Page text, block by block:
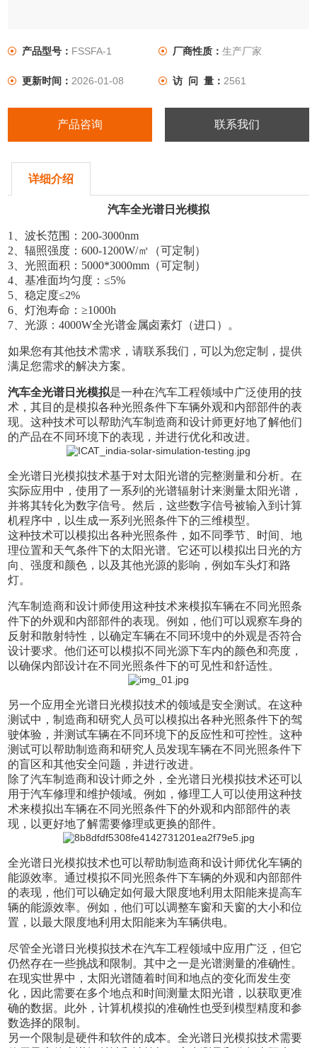
产品型号： FSSFA-1 厂商性质： 生产厂家
更新时间： 2026-01-08 访 问 量： 2561
产品咨询 联系我们
详细介绍
汽车全光谱日光模拟
1 、波长范围： 200-3000nm
2 、辐照强度：600-1200W/㎡（可定制）
3 、光照面积： 5000*3000mm （可定制）
4 、基准面均匀度：≤5%
5 、稳定度≤2%
6 、灯泡寿命：≥1000h
7 、光源：4000W全光谱金属卤素灯（进口）。
如果您有其他技术需求，请联系我们，可以为您定制，提供
满足您需求的解决方案。
汽车全光谱日光模拟是一种在汽车工程领域中广泛使用的技
术，其目的是模拟各种光照条件下车辆外观和内部部件的表
现。这种技术可以帮助汽车制造商和设计师更好地了解他们
的产品在不同环境下的表现，并进行优化和改进。
全光谱日光模拟技术基于对太阳光谱的完整测量和分析。在
实际应用中，使用了一系列的光谱辐射计来测量太阳光谱，
并将其转化为数字信号。然后，这些数字信号被输入到计算
机程序中，以生成一系列光照条件下的三维模型。
这种技术可以模拟出各种光照条件，如不同季节、时间、地
理位置和天气条件下的太阳光谱。它还可以模拟出日光的方
向、强度和颜色，以及其他光源的影响，例如车头灯和路
灯。
汽车制造商和设计师使用这种技术来模拟车辆在不同光照条
件下的外观和内部部件的表现。例如，他们可以观察车身的
反射和散射特性，以确定车辆在不同环境中的外观是否符合
设计要求。他们还可以模拟不同光源下车内的颜色和亮度，
以确保内部设计在不同光照条件下的可见性和舒适性。
另一个应用全光谱日光模拟技术的领域是安全测试。在这种
测试中，制造商和研究人员可以模拟出各种光照条件下的驾
驶体验，并测试车辆在不同环境下的反应性和可控性。这种
测试可以帮助制造商和研究人员发现车辆在不同光照条件下
的盲区和其他安全问题，并进行改进。
除了汽车制造商和设计师之外，全光谱日光模拟技术还可以
用于汽车修理和维护领域。例如，修理工人可以使用这种技
术来模拟出车辆在不同光照条件下的外观和内部部件的表
现，以更好地了解需要修理或更换的部件。
全光谱日光模拟技术也可以帮助制造商和设计师优化车辆的
能源效率。通过模拟不同光照条件下车辆的外观和内部部件
的表现，他们可以确定如何最大限度地利用太阳能来提高车
辆的能源效率。例如，他们可以调整车窗和天窗的大小和位
置，以最大限度地利用太阳能来为车辆供电。
尽管全光谱日光模拟技术在汽车工程领域中应用广泛，但它
仍然存在一些挑战和限制。其中之一是光谱测量的准确性。
在现实世界中，太阳光谱随着时间和地点的变化而发生变
化，因此需要在多个地点和时间测量太阳光谱，以获取更准
确的数据。此外，计算机模拟的准确性也受到模型精度和参
数选择的限制。
另一个限制是硬件和软件的成本。全光谱日光模拟技术需要